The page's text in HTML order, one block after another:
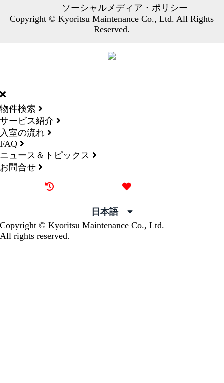
ソーシャルメディア・ポリシー
Copyright © Kyoritsu Maintenance Co., Ltd. All Rights
Reserved.
物件検索
サービス紹介
入室の流れ
FAQ
ニュース＆トピックス
お問合せ
日本語
Copyright © Kyoritsu Maintenance Co., Ltd.
All rights reserved.